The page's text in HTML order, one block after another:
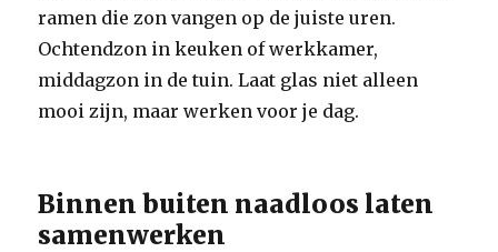
ramen die zon vangen op de juiste uren.
Ochtendzon in keuken of werkkamer,
middagzon in de tuin. Laat glas niet alleen
mooi zijn, maar werken voor je dag.
Binnen buiten naadloos laten
samenwerken